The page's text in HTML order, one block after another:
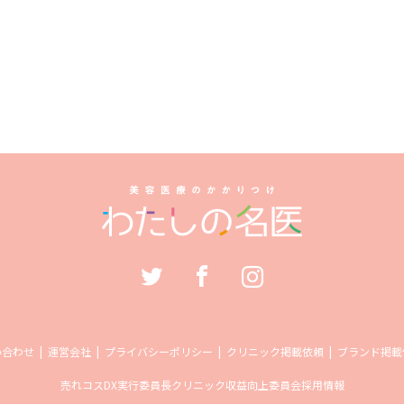
わせ 運営会社 プライバシーポリシー クリニック掲載依頼 ブランド掲
売れコスDX実行委員長クリニック収益向上委員会採用情報